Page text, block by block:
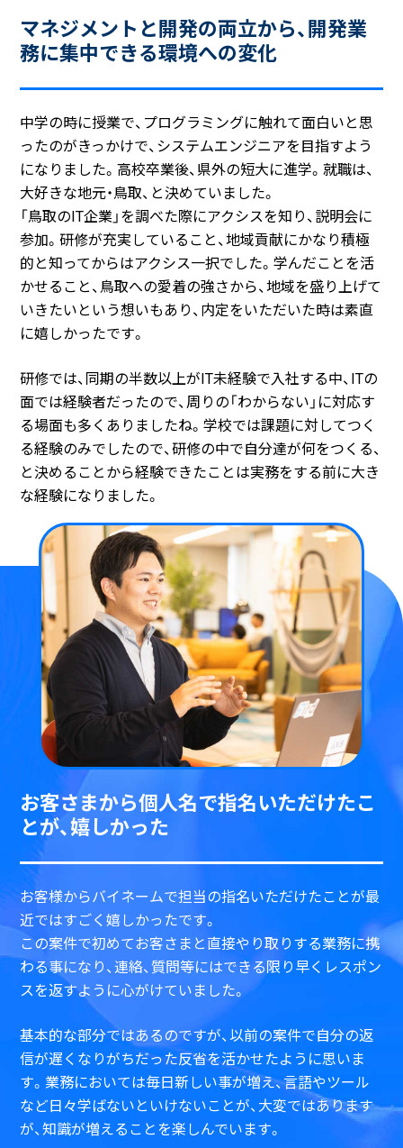
マネジメントと開発の両立から、 開発業
務に集中できる環境への変化
中学の時に授業で、プログラミングに触れて面白いと思
ったのがきっかけで、システムエンジニアを目指すよう
になりました。高校卒業後、県外の短大に進学。就職は、
大好きな地元・鳥取、と決めていました。
「鳥取のIT企業」を調べた際にアクシスを知り、説明会に
参加。研修が充実していること、地域貢献にかなり積極
的と知ってからはアクシス一択でした。学んだことを活
かせること、鳥取への愛着の強さから、地域を盛り上げて
いきたいという想いもあり、内定をいただいた時は素直
に嬉しかったです。
研修では、同期の半数以上がIT未経験で入社する中、ITの
面では経験者だったので、周りの「わからない」に対応す
る場面も多くありましたね。学校では課題に対してつく
る経験のみでしたので、研修の中で自分達が何をつくる、
と決めることから経験できたことは実務をする前に大き
な経験になりました。
お客さまから個人名で指名いただけたこ
とが、 嬉しかった
お客様からバイネームで担当の指名いただけたことが最
近ではすごく嬉しかったです。
この案件で初めてお客さまと直接やり取りする業務に携
わる事になり、連絡、質問等にはできる限り早くレスポン
スを返すように心がけていました。
基本的な部分ではあるのですが、以前の案件で自分の返
信が遅くなりがちだった反省を活かせたように思いま
す。業務においては毎日新しい事が増え、言語やツール
など日々学ばないといけないことが、大変ではあります
が、知識が増えることを楽しんでいます。